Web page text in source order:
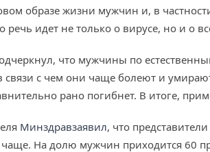
образе жизни мужчин и, в
речь идет не только о вирусе, но и о
что мужчины по
с чем они чаще болеют и
рано погибнет. В итоге,
Минздравзаявил, что
чаще. На долю мужчин приходится 60